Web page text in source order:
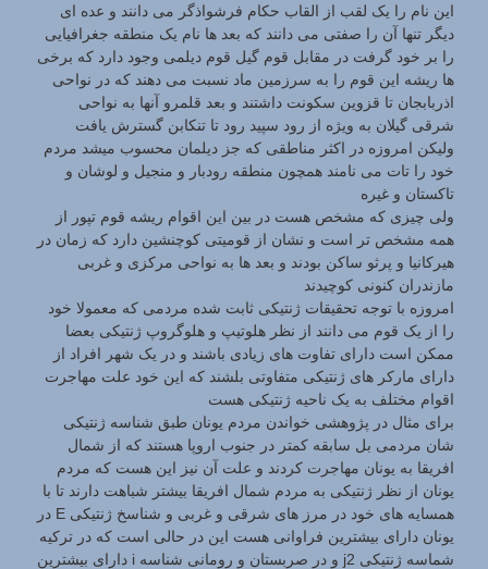
این نام را یک لقب از القاب حکام فرشواذگر می دانند و عده ای
دیگر تنها آن را صفتی می دانند که بعد ها نام یک منطقه جغرافیایی
را بر خود گرفت در مقابل قوم گیل قوم دیلمی وجود دارد که برخی
ها ریشه این قوم را به سرزمین ماد نسبت می دهند که در نواحی
اذربابجان تا قزوین سکونت داشتند و بعد قلمرو آنها به نواحی
شرقی گیلان به ویژه از رود سپید رود تا تنکابن گسترش یافت
ولیکن امروزه در اکثر مناطقی که جز دیلمان محسوب میشد مردم
خود را تات می نامند همچون منطقه رودبار و منجیل و لوشان و
تاکستان و غیره
ولی چیزی که مشخص هست در بین این اقوام ریشه قوم تپور از
همه مشخص تر است و نشان از قومیتی کوچنشین دارد که زمان در
هیرکانیا و پرثو ساکن بودند و بعد ها به نواحی مرکزی و غربی
مازندران کنونی کوچیدند
امروزه با توجه تحقیقات ژنتیکی ثابت شده مردمی که معمولا خود
را از یک قوم می دانند از نظر هلوتیپ و هلوگروپ ژنتیکی بعضا
ممکن است دارای تفاوت های زیادی باشند و در یک شهر افراد از
دارای مارکر های ژنتیکی متفاوتی بلشند که این خود علت مهاجرت
اقوام مختلف به یک ناحیه ژنتیکی هست
برای مثال در پژوهشی خواندن مردم یونان طبق شناسه ژنتیکی
شان مردمی بل سابقه کمتر در جنوب اروپا هستند که از شمال
افریقا به یونان مهاجرت کردند و علت آن نیز این هست که مردم
یونان از نظر ژنتیکی به مردم شمال افریقا بیشتر شباهت دارند تا با
همسایه های خود در مرز های شرقی و غربی و شناسخ ژنتیکی E در
یونان دارای بیشترین فراوانی هست این در حالی است که در ترکیه
شماسه ژنتیکی j2 و در صربستان و رومانی شناسه i دارای بیشترین